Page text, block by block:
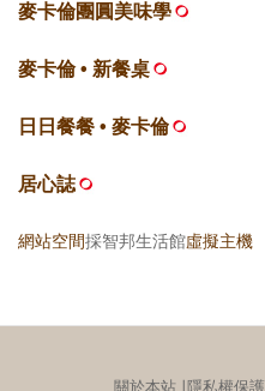
麥卡倫團圓美味學
麥卡倫 • 新餐桌
日日餐餐 • 麥卡倫
居心誌
網站空間採智邦生活館虛擬主機